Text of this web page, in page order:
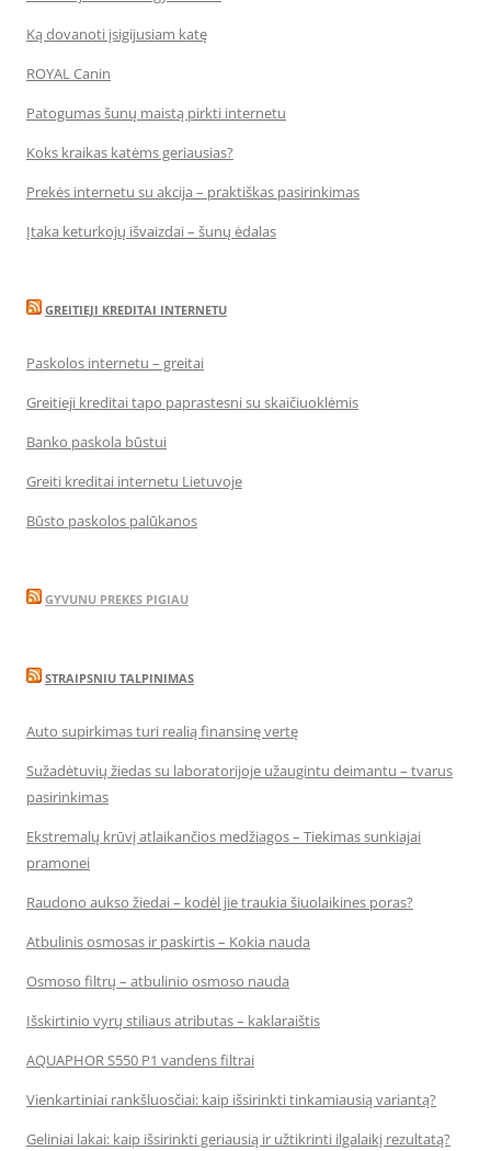
Ką dovanoti įsigijusiam katę
ROYAL Canin
Patogumas šunų maistą pirkti internetu
Koks kraikas katėms geriausias?
Prekės internetu su akcija – praktiškas pasirinkimas
Įtaka keturkojų išvaizdai – šunų ėdalas
GREITIEJI KREDITAI INTERNETU
Paskolos internetu – greitai
Greitieji kreditai tapo paprastesni su skaičiuoklėmis
Banko paskola būstui
Greiti kreditai internetu Lietuvoje
Būsto paskolos palūkanos
GYVUNU PREKES PIGIAU
STRAIPSNIU TALPINIMAS
Auto supirkimas turi realią finansinę vertę
Sužadėtuvių žiedas su laboratorijoje užaugintu deimantu – tvarus
pasirinkimas
Ekstremalų krūvį atlaikančios medžiagos – Tiekimas sunkiajai
pramonei
Raudono aukso žiedai – kodėl jie traukia šiuolaikines poras?
Atbulinis osmosas ir paskirtis – Kokia nauda
Osmoso filtrų – atbulinio osmoso nauda
Išskirtinio vyrų stiliaus atributas – kaklaraištis
AQUAPHOR S550 P1 vandens filtrai
Vienkartiniai rankšluosčiai: kaip išsirinkti tinkamiausią variantą?
Geliniai lakai: kaip išsirinkti geriausią ir užtikrinti ilgalaikį rezultatą?